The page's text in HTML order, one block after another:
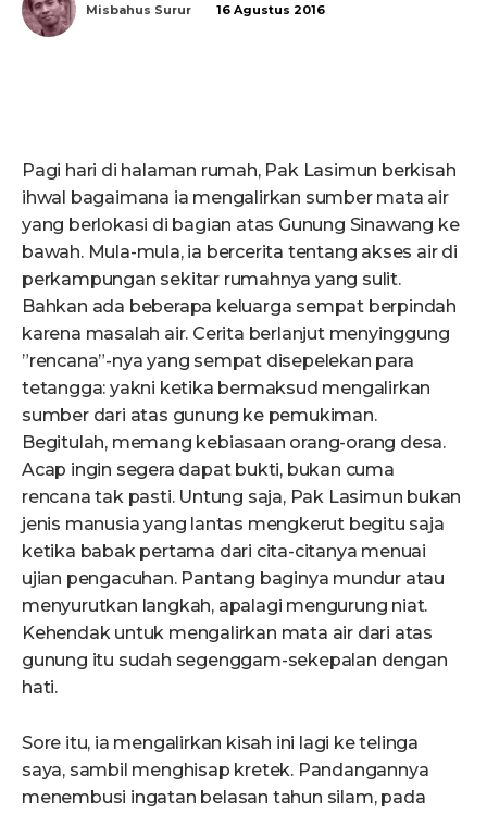
Misbahus Surur 16 Agustus 2016
Pagi hari di halaman rumah, Pak Lasimun berkisah
ihwal bagaimana ia mengalirkan sumber mata air
yang berlokasi di bagian atas Gunung Sinawang ke
bawah. Mula-mula, ia bercerita tentang akses air di
perkampungan sekitar rumahnya yang sulit.
Bahkan ada beberapa keluarga sempat berpindah
karena masalah air. Cerita berlanjut menyinggung
”rencana”-nya yang sempat disepelekan para
tetangga: yakni ketika bermaksud mengalirkan
sumber dari atas gunung ke pemukiman.
Begitulah, memang kebiasaan orang-orang desa.
Acap ingin segera dapat bukti, bukan cuma
rencana tak pasti. Untung saja, Pak Lasimun bukan
jenis manusia yang lantas mengkerut begitu saja
ketika babak pertama dari cita-citanya menuai
ujian pengacuhan. Pantang baginya mundur atau
menyurutkan langkah, apalagi mengurung niat.
Kehendak untuk mengalirkan mata air dari atas
gunung itu sudah segenggam-sekepalan dengan
hati.
Sore itu, ia mengalirkan kisah ini lagi ke telinga
saya, sambil menghisap kretek. Pandangannya
menembusi ingatan belasan tahun silam, pada